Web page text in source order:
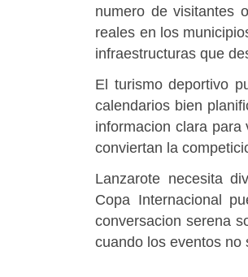
numero de visitantes
reales en los
infraestructuras que
El turismo deportivo
calendarios bien
informacion clara
conviertan la
Lanzarote necesita
Copa Internacional
conversacion serena
cuando los eventos